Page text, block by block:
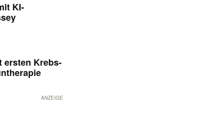
KI-
ersten Krebs-
ANZEIGE